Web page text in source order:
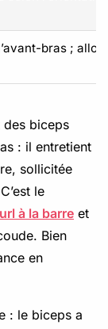
bras ;
des biceps
: il entretient
sollicitée
le
à la barre et
Bien
en
: le biceps a